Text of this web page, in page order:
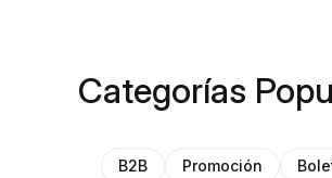
Categorías
B2B Promoción